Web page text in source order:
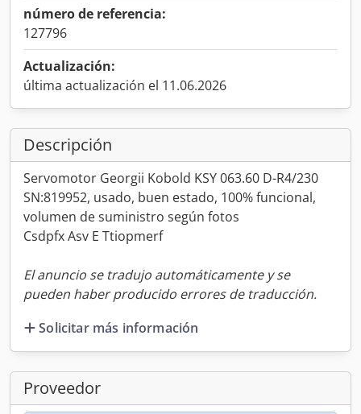
número de referencia:
127796
Actualización:
última actualización el 11.06.2026
Descripción
Servomotor Georgii Kobold KSY 063.60 D-R4/230
SN:819952, usado, buen estado, 100% funcional,
volumen de suministro según fotos
Csdpfx Asv E Ttiopmerf
El anuncio se tradujo automáticamente y se
pueden haber producido errores de traducción.
Solicitar más información
Proveedor